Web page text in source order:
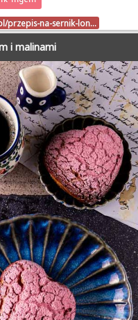
przepis-na-sernik-lon…
i malinami